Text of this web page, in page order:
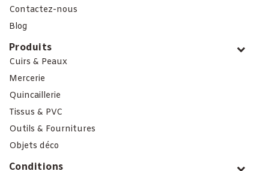
Contactez-nous
Blog
Produits
Cuirs & Peaux
Mercerie
Quincaillerie
Tissus & PVC
Outils & Fournitures
Objets déco
Conditions